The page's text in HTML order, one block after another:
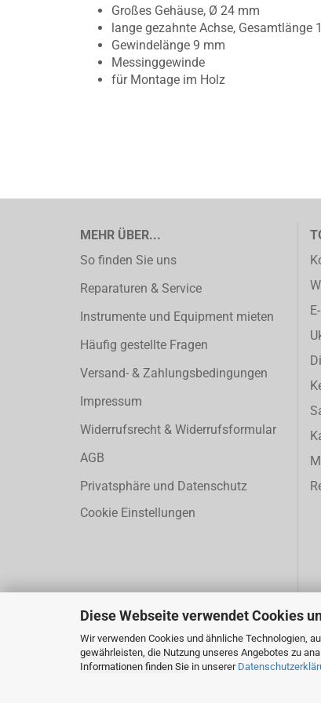
Diese Webseite verwendet Cookies
Wir verwenden Cookies und ähnliche Technologien,
gewährleisten, die Nutzung unseres Angebotes zu
Informationen finden Sie in unserer
Großes Gehäuse, Ø 24 mm
lange gezahnte Achse, Gesamtlänge
Gewindelänge 9 mm
Messinggewinde
für Montage im Holz
MEHR ÜBER...
So finden Sie uns
Reparaturen & Service
Instrumente und Equipment mieten
Häufig gestellte Fragen
Versand- & Zahlungsbedingungen
Impressum
Widerrufsrecht & Widerrufsformular
AGB
Privatsphäre und Datenschutz
Cookie Einstellungen
Vertrag widerrufen